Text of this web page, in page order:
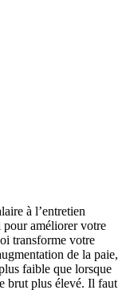
à l’entretien
pour améliorer votre
transforme votre
de la paie,
faible que lorsque
brut plus élevé. Il faut